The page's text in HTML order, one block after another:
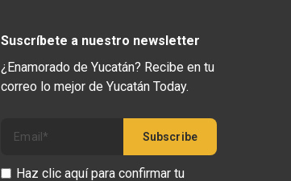
Suscríbete a nuestro newsletter
¿Enamorado de Yucatán? Recibe en tu
correo lo mejor de Yucatán Today.
Haz clic aquí para confirmar tu